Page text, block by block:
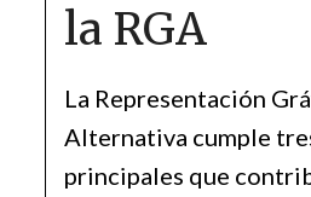
la RGA
La Representación
Alternativa cumple
principales que